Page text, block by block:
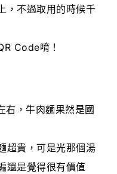
，不過取用的時候千
Code唷！
右，牛肉麵果然是國
超貴，可是光那個湯
還是覺得很有價值